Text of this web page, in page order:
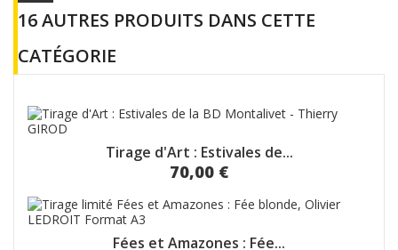
16 AUTRES PRODUITS DANS CETTE
CATÉGORIE
Tirage d'Art : Estivales de...
70,00 €
Fées et Amazones : Fée...